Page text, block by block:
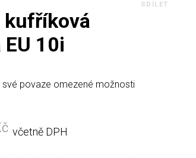
SDÍLET
kufříková
10i
povaze omezené možnosti
včetně DPH